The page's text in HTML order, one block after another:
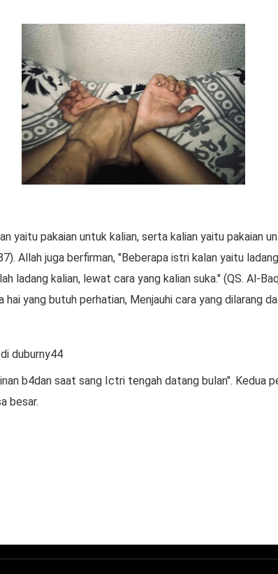
yaitu pakaian untuk kalian, serta kalian yaitu pakaian
Allah juga berfirman, "Beberapa istri kalan yaitu
ladang kalian, lewat cara yang kalian suka." (QS. Al-
hai yang butuh perhatian, Menjauhi cara yang dilarang
duburny44
b4dan saat sang Ictri tengah datang bulan". Kedua
besar.